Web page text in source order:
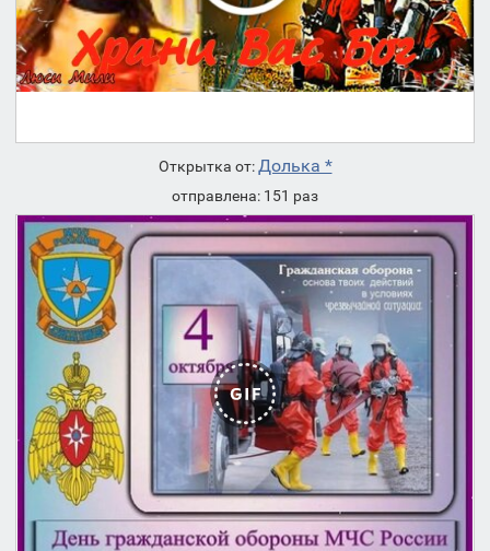
Открытка от:Долька *
отправлена: 151 раз